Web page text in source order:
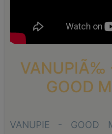
VANUPIÃ‰
GOOD
VANUPIE - GOOD